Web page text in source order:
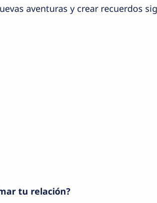
aventuras y crear recuerdos
tu relación?